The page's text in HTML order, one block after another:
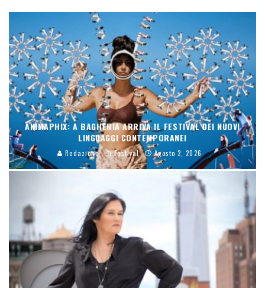
ANIMAPHIX: A BAGHERIA ARRIVA IL FESTIVAL DEI NUOVI
LINGUAGGI CONTEMPORANEI
Redazione Festival Agosto 2, 2026